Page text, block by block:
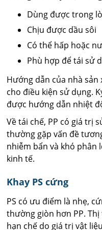
Dùng được trong
Chịu được dầu sôi
Có thể hấp hoặc
Phù hợp để tái sử
Hướng dẫn của nhà
cho điều kiện sử dụng.
được hướng dẫn nhiệt
Về tái chế, PP có giá trị
thường gặp vấn đề
nhiễm bẩn và khó phân
kinh tế.
Khay PS cứng
PS có ưu điểm là nhẹ,
thường giòn hơn PP.
hạn chế do giá trị vật